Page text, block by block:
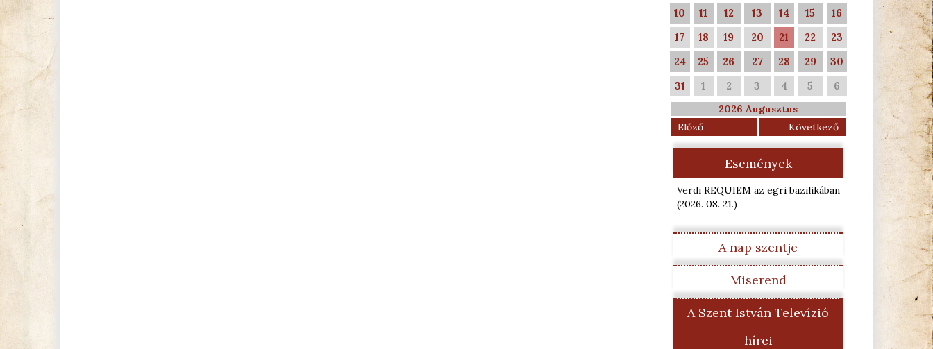
10
11 12 13 14 15
16
17
18 19 20 21 22
23
24
25 26 27 28 29
30
31
1 2 3 4 5 6
2026 Augusztus
Előző
Következő
Események
Verdi REQUIEM az egri bazilikában
(2026. 08. 21.)
A nap szentje
Miserend
A Szent István Televízió
hírei